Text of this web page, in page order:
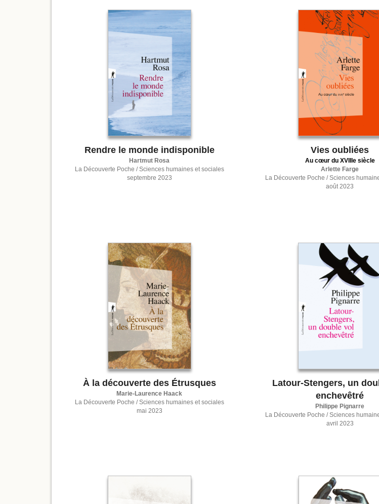
Rendre le monde indisponible
Hartmut Rosa
La Découverte Poche / Sciences humaines et sociales
septembre 2023
Vies oubliées
Au cœur du XVIIIe siècle
Arlette Farge
La Découverte Poche / Sciences
août 2023
À la découverte des Étrusques
Marie-Laurence Haack
La Découverte Poche / Sciences humaines et sociales
mai 2023
Latour-Stengers, un
enchevêtré
Philippe Pignarre
La Découverte Poche / Sciences
avril 2023